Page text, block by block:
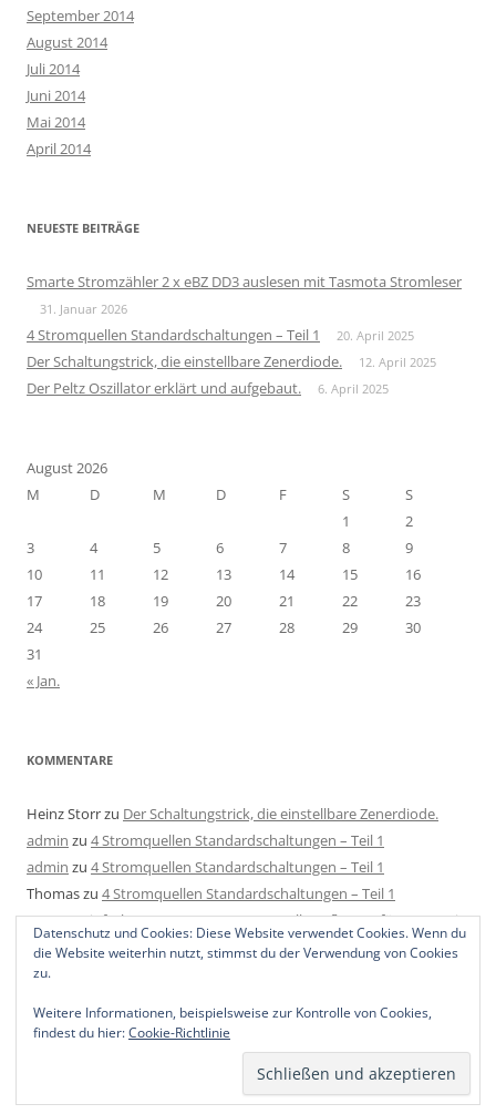
September 2014
August 2014
Juli 2014
Juni 2014
Mai 2014
April 2014
NEUESTE BEITRÄGE
Smarte Stromzähler 2 x eBZ DD3 auslesen mit Tasmota Stromleser
31. Januar 2026
4 Stromquellen Standardschaltungen – Teil 1 20. April 2025
Der Schaltungstrick, die einstellbare Zenerdiode. 12. April 2025
Der Peltz Oszillator erklärt und aufgebaut. 6. April 2025
August 2026
M
D M D F S
S
1
2
3
4 5 6 7 8
9
10
11 12 13 14 15
16
17
18 19 20 21 22
23
24
25 26 27 28 29
30
31
« Jan.
KOMMENTARE
Heinz Storrzu Der Schaltungstrick, die einstellbare Zenerdiode.
admin zu 4 Stromquellen Standardschaltungen – Teil 1
admin zu 4 Stromquellen Standardschaltungen – Teil 1
Thomaszu 4 Stromquellen Standardschaltungen – Teil 1
MatszuEinfache LED Konstantstromquelle aufbauen für 4-40V mit
2 Bauteilen, 1 Regler und 1 Widerstand.
Datenschutz und Cookies: Diese Website verwendet Cookies. Wenn du
die Website weiterhin nutzt, stimmst du der Verwendung von Cookies
zu.
Weitere Informationen, beispielsweise zur Kontrolle von Cookies,
findest du hier:Cookie-Richtlinie